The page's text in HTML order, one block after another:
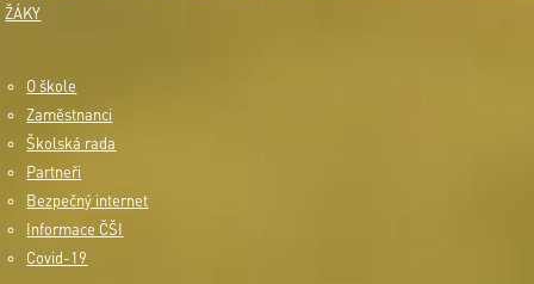
ŽÁKY
O škole
Zaměstnanci
Školská rada
Partneři
Bezpečný internet
Informace ČŠI
Covid-19